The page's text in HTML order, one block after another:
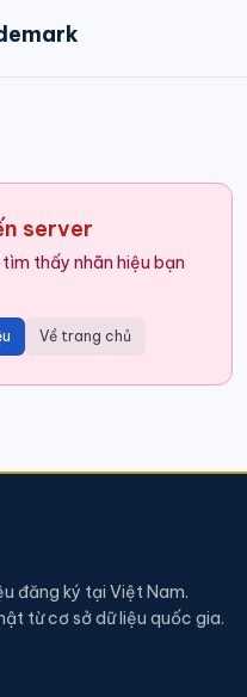
server
thấy nhãn hiệu bạn
Về trang chủ
đăng ký tại Việt Nam.
từ cơ sở dữ liệu quốc gia.